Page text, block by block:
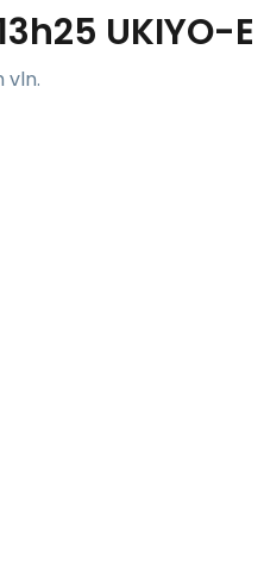
UKIYO-E
vln.